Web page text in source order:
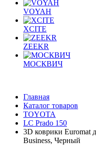
VOYAH
XCITE
ZEEKR
МОСКВИЧ
Главная
Каталог товаров
TOYOTA
LС Prado 150
3D коврики Euromat
Business, Черный